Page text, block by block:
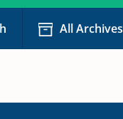
All Archives